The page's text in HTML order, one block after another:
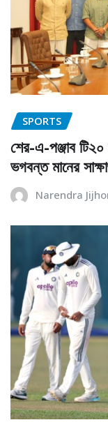
SPORTS
শের-এ-পঞ্জাব টি২০
ভগবন্ত মানের
Narendra